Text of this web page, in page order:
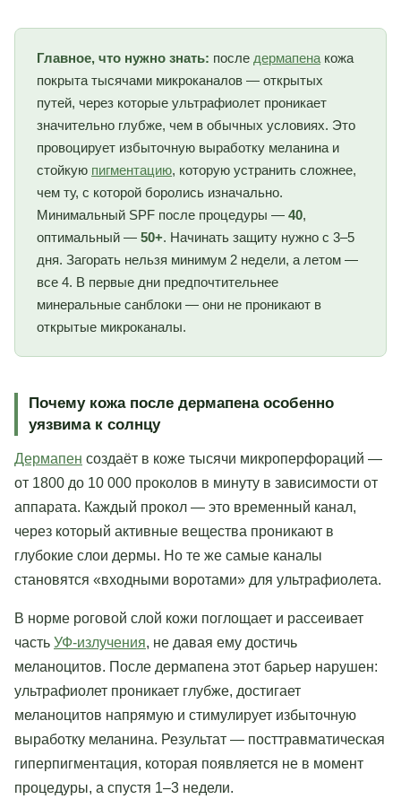
Главное, что нужно знать: после дермапена кожа
покрыта тысячами микроканалов — открытых
путей, через которые ультрафиолет проникает
значительно глубже, чем в обычных условиях. Это
провоцирует избыточную выработку меланина и
стойкую пигментацию, которую устранить сложнее,
чем ту, с которой боролись изначально.
Минимальный SPF после процедуры — 40,
оптимальный — 50+. Начинать защиту нужно с 3–5
дня. Загорать нельзя минимум 2 недели, а летом —
все 4. В первые дни предпочтительнее
минеральные санблоки — они не проникают в
открытые микроканалы.
Почему кожа после дермапена особенно
уязвима к солнцу
Дермапен создаёт в коже тысячи микроперфораций —
от 1800 до 10 000 проколов в минуту в зависимости от
аппарата. Каждый прокол — это временный канал,
через который активные вещества проникают в
глубокие слои дермы. Но те же самые каналы
становятся «входными воротами» для ультрафиолета.
В норме роговой слой кожи поглощает и рассеивает
часть УФ-излучения, не давая ему достичь
меланоцитов. После дермапена этот барьер нарушен:
ультрафиолет проникает глубже, достигает
меланоцитов напрямую и стимулирует избыточную
выработку меланина. Результат — посттравматическая
гиперпигментация, которая появляется не в момент
процедуры, а спустя 1–3 недели.